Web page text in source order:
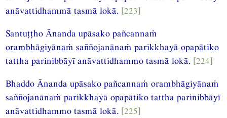
anāvattidhammā tasmā lokā. [223]
Santuṭṭho Ānanda upāsako pañcannaṁ
orambhāgiyānaṁ saññojanānaṁ parikkhayā opapātiko
tattha parinibbāyī anāvattidhammo tasmā lokā. [224]
Bhaddo Ānanda upāsako pañcannaṁ orambhāgiyānaṁ
saññojanānaṁ parikkhayā opapātiko tattha parinibbāyī
anāvattidhammo tasmā lokā. [225]